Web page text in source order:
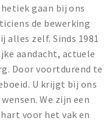
gaan bij ons
de bewerking
alles zelf. Sinds 1981
aandacht, actuele
Door voortdurend te
U krijgt bij ons
We zijn een
voor het vak en